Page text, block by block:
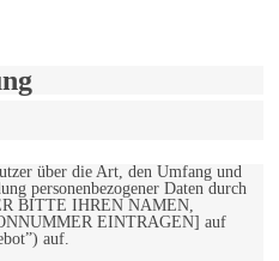
über die Art, den Umfang und
personenbezogener Daten durch
BITTE IHREN NAMEN,
EINTRAGEN] auf
auf.